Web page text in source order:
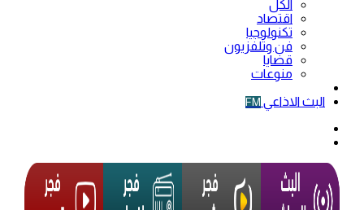
الكل
اقتصاد
تكنولوجيا
فن وتلفزيون
قضايا
منوعات
البث الاذاعي FM